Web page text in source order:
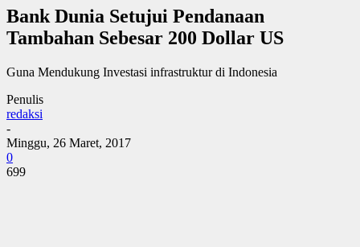
Bank Dunia Setujui Pendanaan
Tambahan Sebesar 200 Dollar US
Guna Mendukung Investasi infrastruktur di Indonesia
Penulis
redaksi
-
Minggu, 26 Maret, 2017
0
699